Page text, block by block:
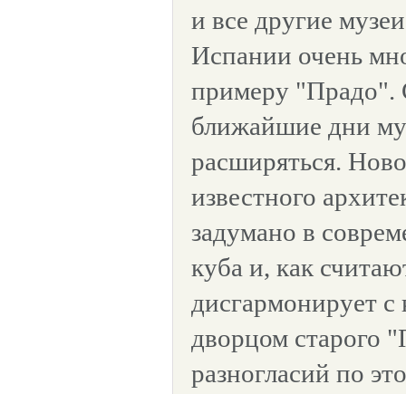
и все другие
Испании очень
примеру "Прадо".
ближайшие дни
расширяться.
известного
задумано в
куба и, как
дисгармонирует с
дворцом старого
разногласий по